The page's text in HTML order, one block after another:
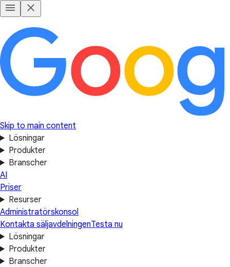
Skip to main content
Lösningar
Produkter
Branscher
AI
Priser
Resurser
Administratörskonsol
Kontakta säljavdelningenTesta nu
Lösningar
Produkter
Branscher